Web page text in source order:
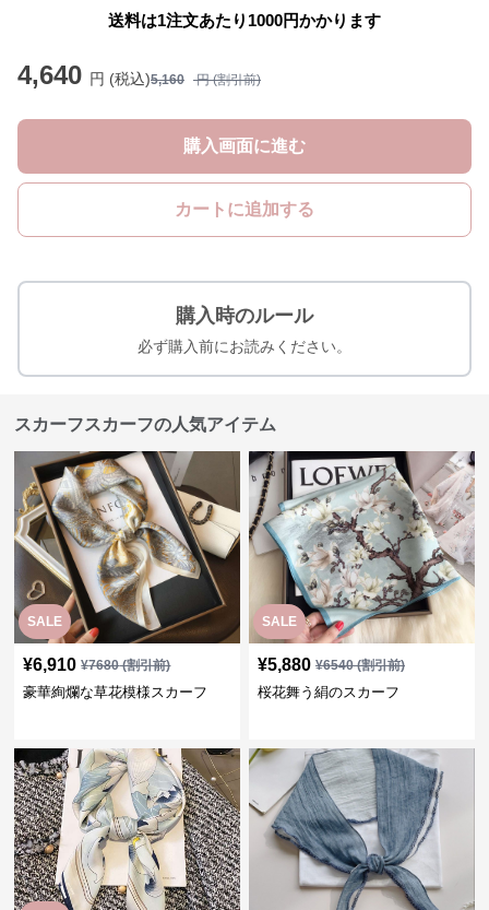
送料は1注文あたり 1000円かかります
4,640 円 (税込)5,160 円 (割引前)
購入画面に進む
カートに追加する
購入時のルール
必ず購入前にお読みください。
スカーフスカーフの人気アイテム
SALE
¥6,910 ¥7680(割引前)
豪華絢爛な草花模様スカーフ
SALE
¥5,880 ¥6540(割引前)
桜花舞う絹のスカーフ